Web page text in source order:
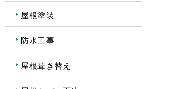
屋根塗装
防水工事
屋根葺き替え